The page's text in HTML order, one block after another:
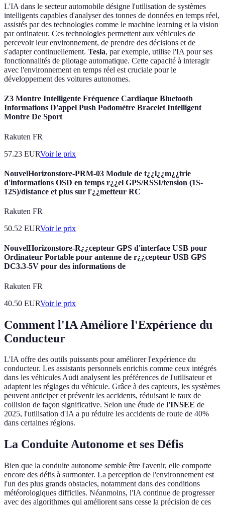
L'IA dans le secteur automobile désigne l'utilisation de systèmes
intelligents capables d'analyser des tonnes de données en temps réel,
assistés par des technologies comme le machine learning et la vision
par ordinateur. Ces technologies permettent aux véhicules de
percevoir leur environnement, de prendre des décisions et de
s'adapter continuellement. Tesla, par exemple, utilise l'IA pour ses
fonctionnalités de pilotage automatique. Cette capacité à interagir
avec l'environnement en temps réel est cruciale pour le
développement des voitures autonomes.
Z3 Montre Intelligente Fréquence Cardiaque Bluetooth
Informations D'appel Push Podomètre Bracelet Intelligent
Montre De Sport
Rakuten FR
57.23 EURVoir le prix
NouvelHorizonstore-PRM-03 Module de t¿¿l¿¿m¿¿trie
d'informations OSD en temps r¿¿el GPS/RSSI/tension (1S-
12S)/distance et plus sur l'¿¿metteur RC
Rakuten FR
50.52 EURVoir le prix
NouvelHorizonstore-R¿¿cepteur GPS d'interface USB pour
Ordinateur Portable pour antenne de r¿¿cepteur USB GPS
DC3.3-5V pour des informations de
Rakuten FR
40.50 EURVoir le prix
Comment l'IA Améliore l'Expérience du
Conducteur
L'IA offre des outils puissants pour améliorer l'expérience du
conducteur. Les assistants personnels enrichis comme ceux intégrés
dans les véhicules Audi analysent les préférences de l'utilisateur et
adaptent les réglages du véhicule. Grâce à des capteurs, les systèmes
peuvent anticiper et prévenir les accidents, réduisant le taux de
collision de façon significative. Selon une étude de l'INSEE de
2025, l'utilisation d'IA a pu réduire les accidents de route de 40%
dans certaines régions.
La Conduite Autonome et ses Défis
Bien que la conduite autonome semble être l'avenir, elle comporte
encore des défis à surmonter. La perception de l'environnement est
l'un des plus grands obstacles, notamment dans des conditions
météorologiques difficiles. Néanmoins, l'IA continue de progresser
avec des algorithmes qui améliorent sans cesse la précision de ces